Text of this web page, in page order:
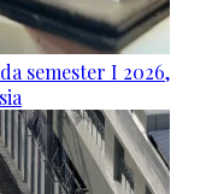
semester I 2026,